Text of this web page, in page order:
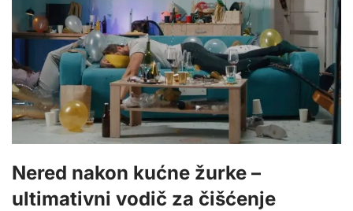
Nered nakon kućne žurke –
ultimativni vodič za čišćenje